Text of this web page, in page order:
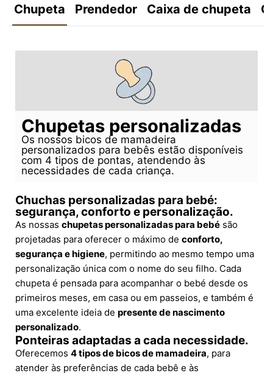
Chupeta Prendedor Caixa de chupeta
Chupetas personalizadas
Os nossos bicos de mamadeira
personalizados para bebês estão disponíveis
com 4 tipos de pontas, atendendo às
necessidades de cada criança.
Chuchas personalizadas para bebé:
segurança, conforto e personalização.
As nossas chupetas personalizadas para bebé são
projetadas para oferecer o máximo de conforto,
segurança e higiene, permitindo ao mesmo tempo uma
personalização única com o nome do seu filho. Cada
chupeta é pensada para acompanhar o bebé desde os
primeiros meses, em casa ou em passeios, e também é
uma excelente ideia de presente de nascimento
personalizado.
Ponteiras adaptadas a cada necessidade.
Oferecemos 4 tipos de bicos de mamadeira, para
atender às preferências de cada bebê e às